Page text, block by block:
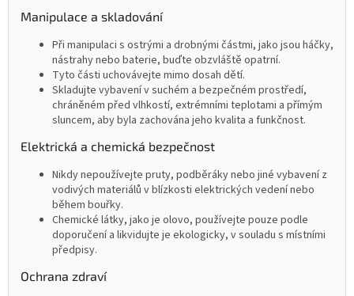
Manipulace a skladování
Při manipulaci s ostrými a drobnými částmi, jako jsou háčky,
nástrahy nebo baterie, buďte obzvláště opatrní.
Tyto části uchovávejte mimo dosah dětí.
Skladujte vybavení v suchém a bezpečném prostředí,
chráněném před vlhkostí, extrémními teplotami a přímým
sluncem, aby byla zachována jeho kvalita a funkčnost.
Elektrická a chemická bezpečnost
Nikdy nepoužívejte pruty, podběráky nebo jiné vybavení z
vodivých materiálů v blízkosti elektrických vedení nebo
během bouřky.
Chemické látky, jako je olovo, používejte pouze podle
doporučení a likvidujte je ekologicky, v souladu s místními
předpisy.
Ochrana zdraví